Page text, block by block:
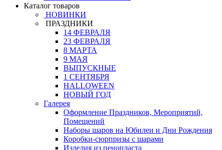
Каталог товаров
НОВИНКИ
ПРАЗДНИКИ
14 ФЕВРАЛЯ
23 ФЕВРАЛЯ
8 МАРТА
9 МАЯ
ВЫПУСКНЫЕ
1 СЕНТЯБРЯ
HALLOWEEN
НОВЫЙ ГОД
Галерея
Оформление Праздников, Мероприятий,
Помещений
Наборы шаров на Юбилеи и Дни Рождения
Коробки-сюрпризы с шарами
Изделия из пенопласта